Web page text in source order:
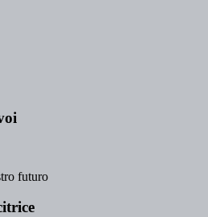
futuro